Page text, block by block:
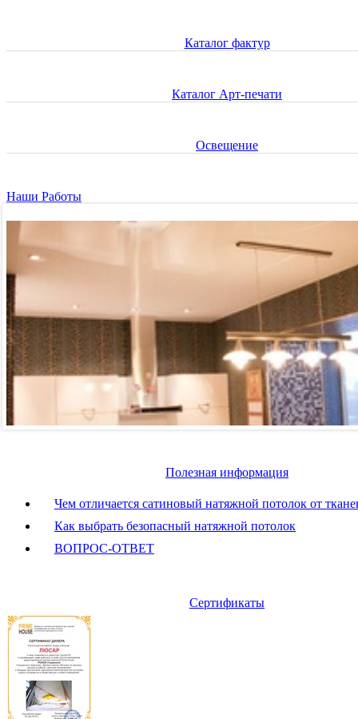
Каталог фактур
Каталог Арт-печати
Освещение
Наши Работы
Полезная информация
Чем отличается сатиновый натяжной потолок от
Как выбрать безопасный натяжной потолок
ВОПРОС-ОТВЕТ
Сертификаты